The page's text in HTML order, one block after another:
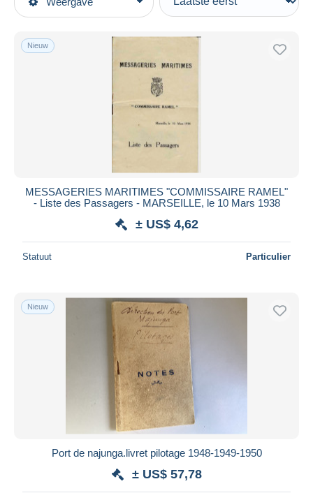
Topcategorieën
Vervoer
Andere & zonder classificatie
Actief
Veilinghuizen
Eindigt binnen
Prijs
Gratis levering
Bankoverschrijving
Mastercard
Bancontact
Nieuw
MESSAGERIES MARITIMES "COMMISSAIRE RAMEL"
- Liste des Passagers - MARSEILLE, le 10 Mars 1938
± US$ 4,62
Statuut Particulier
Nieuw
Port de najunga.livret pilotage 1948-1949-1950
± US$ 57,78